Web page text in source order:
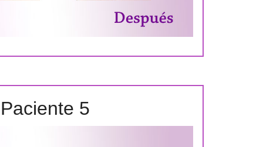
Paciente 5